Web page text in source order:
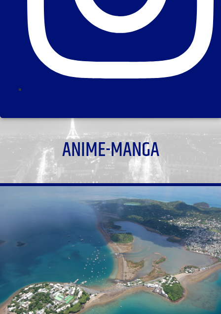
ANIME-MANGA